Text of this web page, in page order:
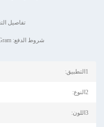
تفاصيل
شروط الدفع: L/C، D/A، D/P، T/T، Western Union، MoneyGram
1التطبيق:
2النوع:
3اللون: